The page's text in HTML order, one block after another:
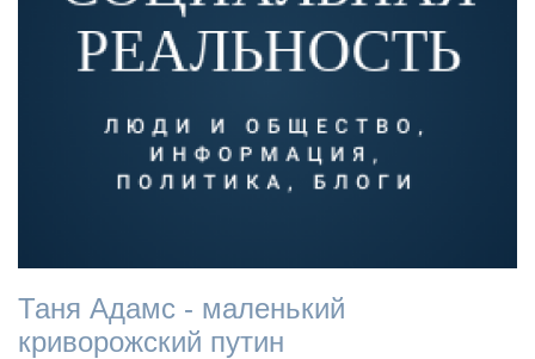
Таня Адамс - маленький
криворожский путин